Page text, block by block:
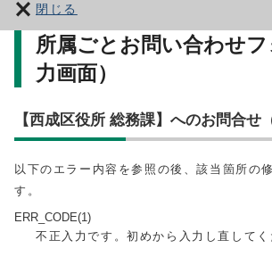
閉じる
所属ごとお問い合わせフ
力画面）
【西成区役所 総務課】へのお問合せ
以下のエラー内容を参照の後、該当箇所の
す。
ERR_CODE(1)
不正入力です。初めから入力し直してく